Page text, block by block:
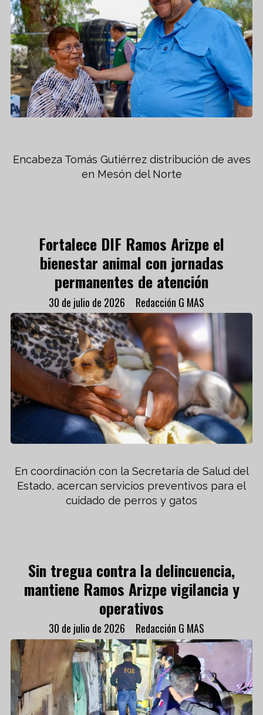
Encabeza Tomás Gutiérrez distribución de aves
en Mesón del Norte
Fortalece DIF Ramos Arizpe el
bienestar animal con jornadas
permanentes de atención
Redacción G MAS
30 de julio de 2026
En coordinación con la Secretaría de Salud del
Estado, acercan servicios preventivos para el
cuidado de perros y gatos
Sin tregua contra la delincuencia,
mantiene Ramos Arizpe vigilancia y
operativos
Redacción G MAS
30 de julio de 2026